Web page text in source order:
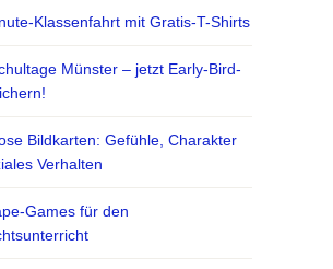
Klassenfahrt mit Gratis-T-Shirts
Münster – jetzt Early-Bird-
Bildkarten: Gefühle, Charakter
Verhalten
Games für den